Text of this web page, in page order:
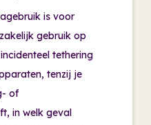
is voor
gebruik op
tethering
tenzij je
of
in welk geval